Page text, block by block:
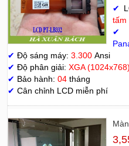
✔
tấm
✔
✔ Độ sáng máy: 3.300 Ansi
✔ Độ phân giải: XGA (1024x768)
✔ Bảo hành: 04 tháng
✔ Cân chỉnh LCD miễn phí